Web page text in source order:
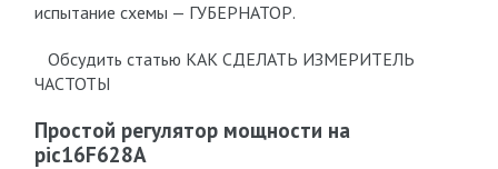
испытание схемы — ГУБЕРНАТОР.
Обсудить статью КАК СДЕЛАТЬ ИЗМЕРИТЕЛЬ
ЧАСТОТЫ
Простой регулятор мощности на
pic16F628A